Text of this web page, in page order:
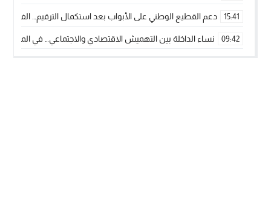
15:41 دعم القطيع الوطني على الأبواب بعد استكمال الترقيم…
09:42 نساء الداخلة بين التهميش الاقتصادي والاجتماعي… في المؤسسات